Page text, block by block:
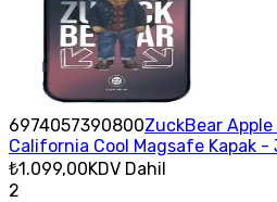
6974057390800ZuckBear Apple
California Cool Magsafe Kapak -
₺1.099,00KDV Dahil
2